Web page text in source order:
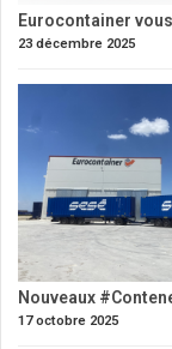
Eurocontainer
23 décembre 2025
Nouveaux
17 octobre 2025